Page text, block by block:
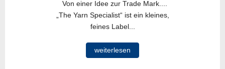
Von einer Idee zur Trade Mark....
„The Yarn Specialist“ ist ein kleines,
feines Label...
weiterlesen